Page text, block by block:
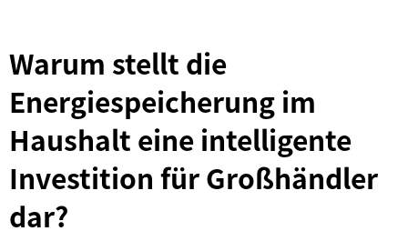
Warum stellt die
Energiespeicherung im
Haushalt eine intelligente
Investition für Großhändler
dar?